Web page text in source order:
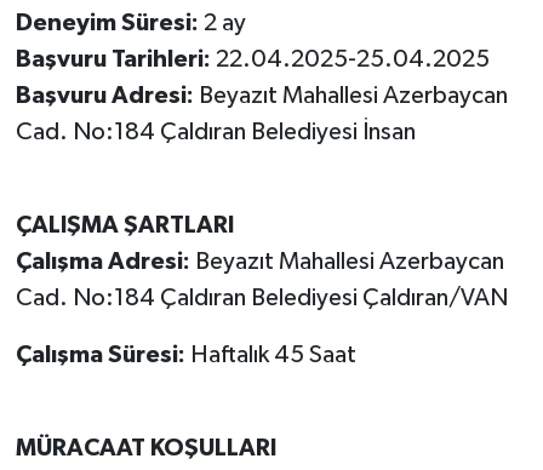
Deneyim Süresi: 2 ay
Başvuru Tarihleri: 22.04.2025-25.04.2025
Başvuru Adresi: Beyazıt Mahallesi Azerbaycan
Cad. No:184 Çaldıran Belediyesi İnsan
ÇALIŞMA ŞARTLARI
Çalışma Adresi: Beyazıt Mahallesi Azerbaycan
Cad. No:184 Çaldıran Belediyesi Çaldıran/VAN
Çalışma Süresi: Haftalık 45 Saat
MÜRACAAT KOŞULLARI